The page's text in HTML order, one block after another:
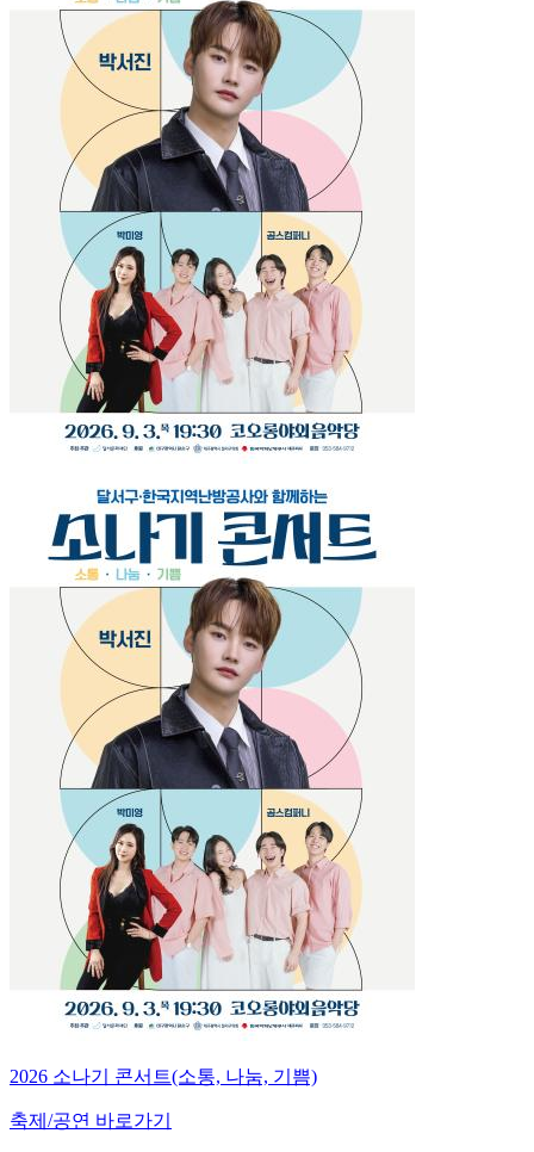
2026 소나기 콘서트(소통, 나눔, 기쁨)
축제/공연 바로가기